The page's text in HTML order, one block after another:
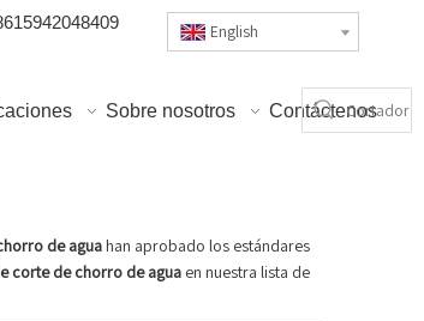
English
Sobre nosotros Contáctenos
de agua han aprobado los estándares
corte de chorro de agua en nuestra lista de